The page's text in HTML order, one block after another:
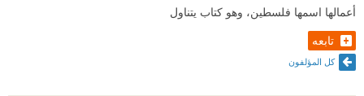
أعمالها اسمها فلسطين، وهو كتاب يتناول
تابعه
كل المؤلفون